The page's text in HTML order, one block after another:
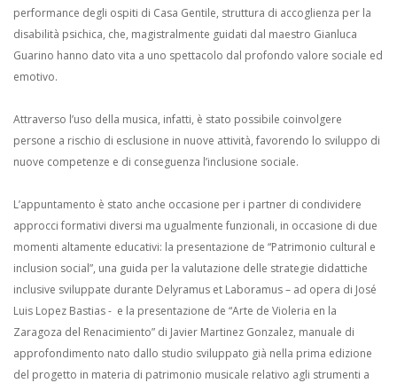
performance degli ospiti di Casa Gentile, struttura di accoglienza per la
disabilità psichica, che, magistralmente guidati dal maestro Gianluca
Guarino hanno dato vita a uno spettacolo dal profondo valore sociale ed
emotivo.
Attraverso l’uso della musica, infatti, è stato possibile coinvolgere
persone a rischio di esclusione in nuove attività, favorendo lo sviluppo di
nuove competenze e di conseguenza l’inclusione sociale.
L’appuntamento è stato anche occasione per i partner di condividere
approcci formativi diversi ma ugualmente funzionali, in occasione di due
momenti altamente educativi: la presentazione de “Patrimonio cultural e
inclusion social”, una guida per la valutazione delle strategie didattiche
inclusive sviluppate durante Delyramus et Laboramus – ad opera di José
Luis Lopez Bastias - e la presentazione de “Arte de Violeria en la
Zaragoza del Renacimiento” di Javier Martinez Gonzalez, manuale di
approfondimento nato dallo studio sviluppato già nella prima edizione
del progetto in materia di patrimonio musicale relativo agli strumenti a